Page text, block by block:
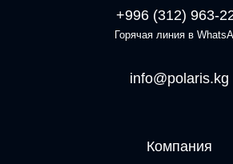
+996 (312) 963-
Горячая линия в
info@polaris.kg
Компания